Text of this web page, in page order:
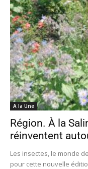
A la Une
Région. À la
réinventent
Les insectes, le monde
pour cette nouvelle